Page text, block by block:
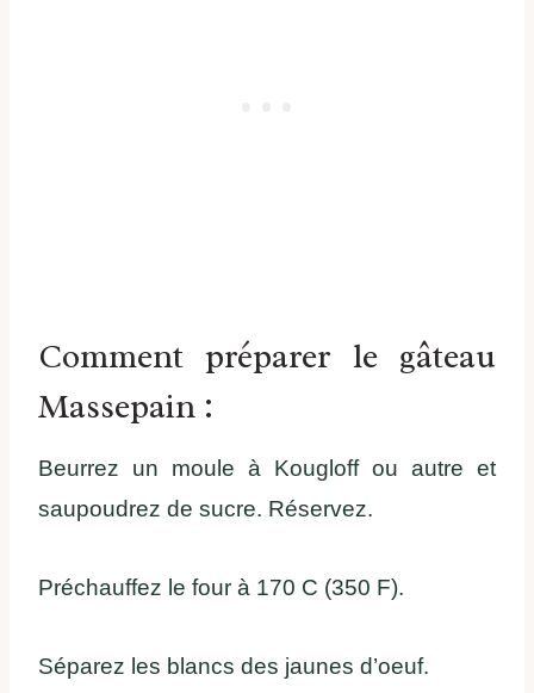
Comment préparer le gâteau
Massepain :
Beurrez un moule à Kougloff ou autre et
saupoudrez de sucre. Réservez.
Préchauffez le four à 170 C (350 F).
Séparez les blancs des jaunes d’oeuf.